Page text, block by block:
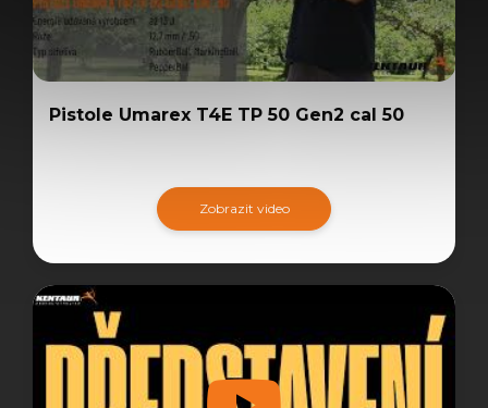
Pistole Umarex T4E TP 50 Gen2 cal 50
Zobrazit video